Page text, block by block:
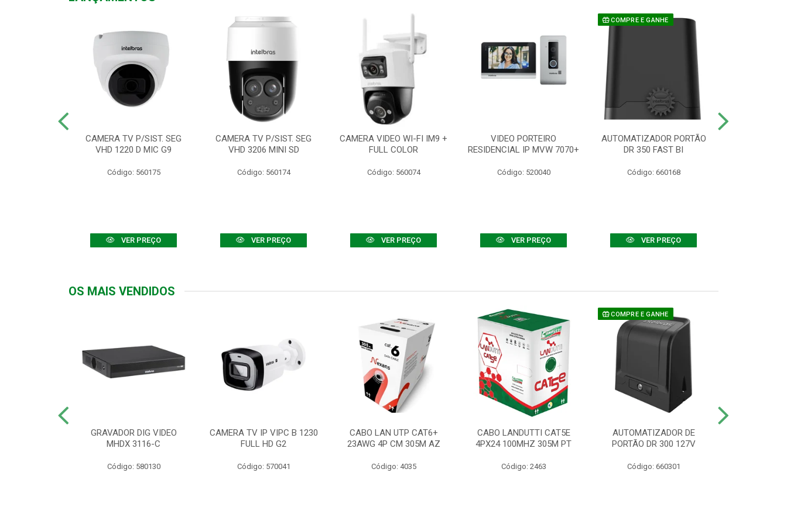
CAMERA TV P/SIST. SEG
VHD 1220 D MIC G9
Código: 560175
VER PREÇO
CAMERA TV P/SIST. SEG
VHD 3206 MINI SD
Código: 560174
VER PREÇO
CAMERA VIDEO WI-FI IM9 +
FULL COLOR
Código: 560074
VER PREÇO
VIDEO PORTEIRO
RESIDENCIAL IP MVW 7070+
Código: 520040
VER PREÇO
COMPRE E GANHE
AUTOMATIZADOR PORTÃO
DR 350 FAST BI
Código: 660168
VER PREÇO
OS MAIS VENDIDOS
GRAVADOR DIG VIDEO
MHDX 3116-C
Código: 580130
CAMERA TV IP VIPC B 1230
FULL HD G2
Código: 570041
CABO LAN UTP CAT6+
23AWG 4P CM 305M AZ
Código: 4035
CABO LANDUTTI CAT5E
4PX24 100MHZ 305M PT
Código: 2463
COMPRE E GANHE
AUTOMATIZADOR DE
PORTÃO DR 300 127V
Código: 660301